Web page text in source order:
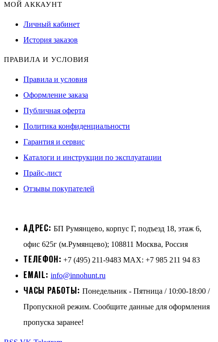
МОЙ АККАУНТ
Личный кабинет
История заказов
ПРАВИЛА И УСЛОВИЯ
Правила и условия
Оформление заказа
Публичная оферта
Политика конфиденциальности
Гарантия и сервис
Каталоги и инструкции по эксплуатации
Прайс-лист
Отзывы покупателей
АДРЕС: БП Румянцево, корпус Г, подъезд 18, этаж 6,
офис 625г (м.Румянцево); 108811 Москва, Россия
ТЕЛЕФОН: +7 (495) 211-9483 MAX: +7 985 211 94 83
EMAIL: info@innohunt.ru
ЧАСЫ РАБОТЫ: Понедельник - Пятница / 10:00-18:00 /
Пропускной режим. Сообщите данные для оформления
пропуска заранее!